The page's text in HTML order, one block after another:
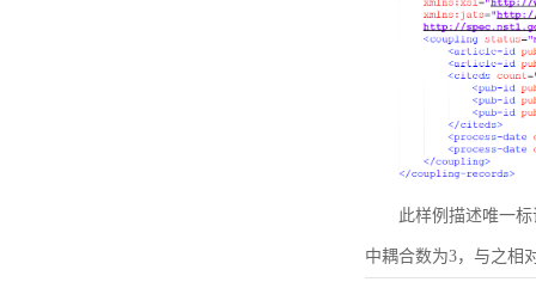
此样例描述唯一标
中耦合数为3，与之相